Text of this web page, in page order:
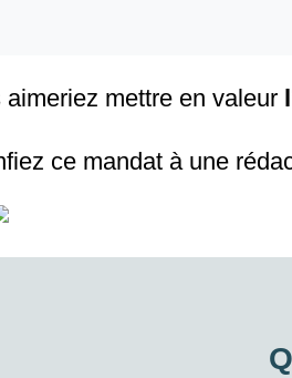
aimeriez mettre en valeur
ce mandat à une